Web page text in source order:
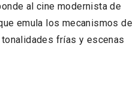
al cine modernista de
emula los mecanismos de
frías y escenas